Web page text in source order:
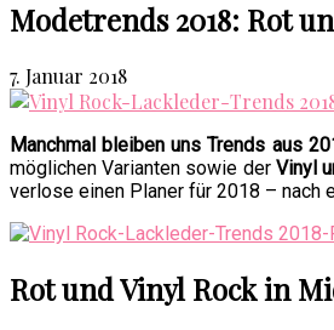
Modetrends 2018: Rot
7. Januar 2018
Manchmal bleiben uns Trends aus
möglichen Varianten sowie der Vinyl
verlose einen Planer für 2018 – nach
Rot und Vinyl Rock in